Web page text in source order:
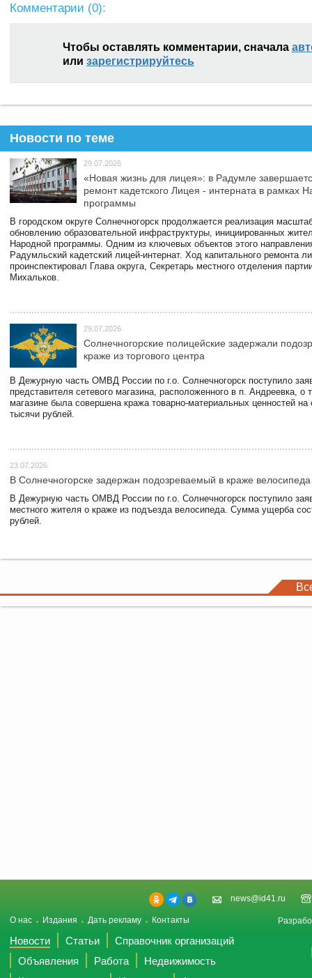
Комментарии (0):
Чтобы оставлять комментарии, сначала
или зарегистрируйтесь
Новости по теме
29.07.2026
«Новая жизнь для лицея»: в Радумле
ремонт кадетского Лицея - интерната в рамках
программы
В городском округе Солнечногорск продолжается реализация
обновлению образовательной инфраструктуры, инициированных
Народной программы. Одним из ключевых объектов этого
Радумльский кадетский лицей-интернат. Ход капитального ремонта
проинспектировал Глава округа, Секретарь местного отделения
Михальков.
29.07.2026
Солнечногорские полицейские задержали
краже из торгового центра
В Дежурную часть ОМВД России по г.о. Солнечногорск поступило
представителя сетевого магазина, расположенного в п. Андреевка, о
магазине была совершена кража товарно-материальных ценностей
тысячи рублей.
23.07.2026
В Солнечногорске задержан подозреваемый в краже велосипеда
В Дежурную часть ОМВД России по г.о. Солнечногорск поступило
местного жителя о краже из подъезда велосипеда. Сумма ущерба
рублей.
news@id41.ru
О нас Издания Дать рекламу Контакты
Новости Статьи
Справочник организаций
Объявления
Работа
Недвижимость